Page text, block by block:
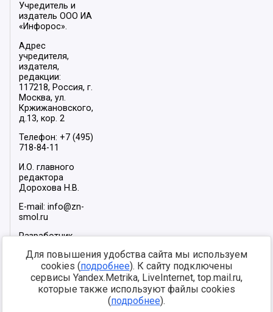
Учредитель и
издатель ООО ИА
«Инфорос».
Адрес
учредителя,
издателя,
редакции:
117218, Россия, г.
Москва, ул.
Кржижановского,
д.13, кор. 2
Телефон: +7 (495)
718-84-11
И.О. главного
редактора
Дорохова Н.В.
E-mail: info@zn-
smol.ru
Разработчик
2026
Мы в социальных
сетях:
Для повышения удобства сайта мы используем
cookies (подробнее). К сайту подключены
сервисы Yandex.Metrika, LiveInternet, top.mail.ru,
которые также используют файлы cookies
(подробнее).